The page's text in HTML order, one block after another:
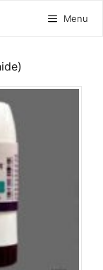
Menu